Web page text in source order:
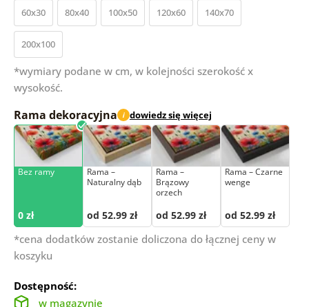
60x30 80x40 100x50 120x60 140x70
200x100
*wymiary podane w cm, w kolejności szerokość x
wysokość.
Rama dekoracyjna i dowiedz się więcej
Bez ramy
0 zł
Rama –
Naturalny dąb
od 52.99 zł
Rama –
Brązowy
orzech
od 52.99 zł
Rama – Czarne
wenge
od 52.99 zł
*cena dodatków zostanie doliczona do łącznej ceny w
koszyku
Dostępność:
w magazynie